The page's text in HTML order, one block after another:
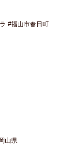
#福山市春日町
山県